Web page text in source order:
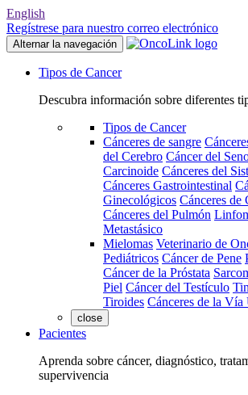
English
Regístrese para nuestro correo electrónico
Alternar la navegación
Tipos de Cancer
Descubra información sobre diferentes
Tipos de Cancer
Cánceres de sangre
del Cerebro Cáncer del
Carcinoide Cánceres del
Cánceres Gastrointestinal
Ginecológicos Cánceres de
Cánceres del Pulmón
Metastásico
Mielomas Veterinario de
Pediátricos Cáncer de Pene
Cáncer de la Próstata
Piel Cáncer del Testículo
Tiroides Cánceres de la Vía
close
Pacientes
Aprenda sobre cáncer, diagnóstico,
supervivencia